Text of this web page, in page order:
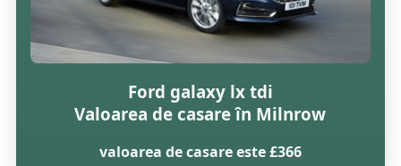
Ford galaxy lx tdi
Valoarea de casare în Milnrow
valoarea de casare este £366